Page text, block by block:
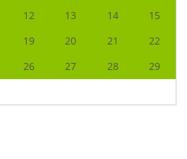
12 13 14
15
19 20 21
22
26 27 28
29